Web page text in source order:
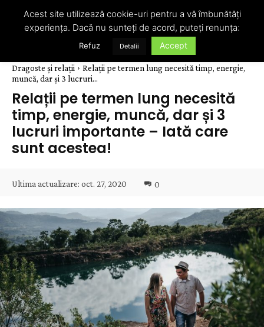
Dragoste și relații
Relații pe termen lung necesită timp, energie,
muncă, dar și 3 lucruri...
Relații pe termen lung necesită
timp, energie, muncă, dar și 3
lucruri importante – Iată care
sunt acestea!
Ultima actualizare: oct. 27, 2020 0
Acest site utilizează cookie-uri pentru a vă îmbunătăți
experiența. Dacă nu sunteți de acord, puteți renunța:
Refuz Detalii Accept